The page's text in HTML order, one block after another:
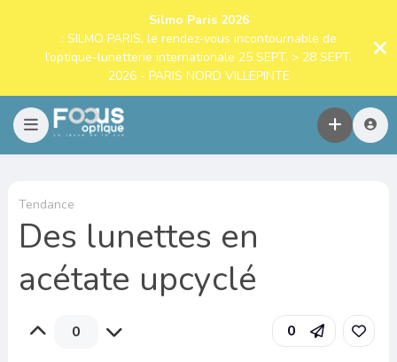
Silmo Paris 2026
: SILMO PARIS, le rendez-vous incontournable de
l’optique-lunetterie internationale 25 SEPT. > 28 SEPT.
2026 - PARIS NORD VILLEPINTE
Tendance
Des lunettes en
acétate upcyclé
0 0